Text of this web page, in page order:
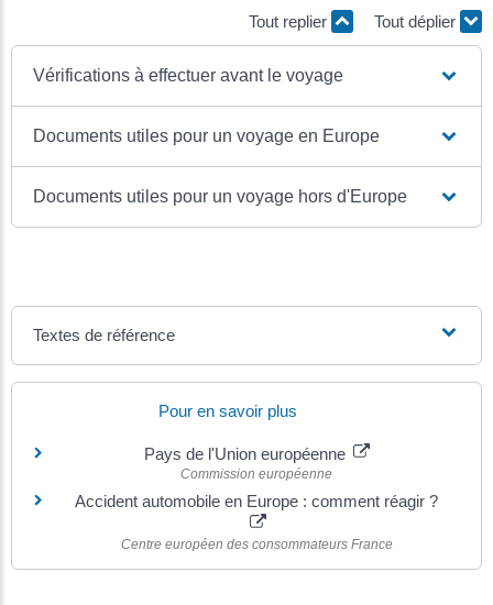
Tout replier Tout déplier
Vérifications à effectuer avant le voyage
Documents utiles pour un voyage en Europe
Documents utiles pour un voyage hors d'Europe
Textes de référence
Pour en savoir plus
Pays de l'Union européenne
Commission européenne
Accident automobile en Europe : comment réagir ?
Centre européen des consommateurs France